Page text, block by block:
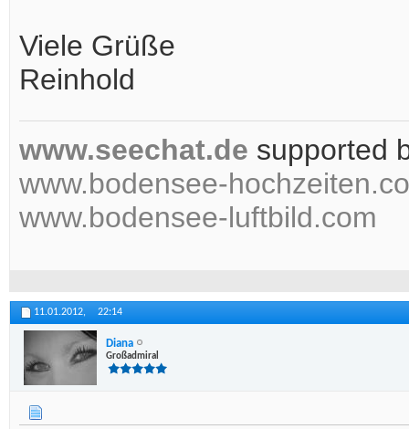
Viele Grüße
Reinhold
www.seechat.de supported
www.bodensee-
www.bodensee-luftbild.com
11.01.2012, 22:14
Diana
Großadmiral